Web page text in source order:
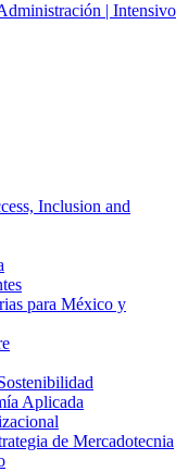
| Intensivo
Inclusion and
para México y
Aplicada
de Mercadotecnia